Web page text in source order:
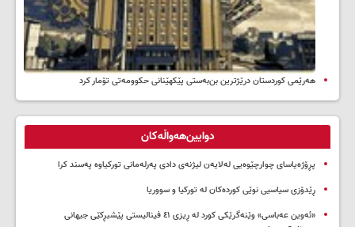
هەرێمی کوردستان درێژترین بن‌بەستی پێکهێنانی حکوومەتی تۆمار کرد
دوایین‌هەواڵەکان
پڕۆژەیاسای چوارچێوەیی لەلایەن لیژنەی دادی پەرلەمانی تورکیاوە پەسند کرا
ڕێدۆزی سیاسیی نوێی کوردەکان لە تورکیا و سووریا
«ئەوین عەباسی» وێنەگرێکی کورد لە ڕیزی ٤١ فینالیستی پێشبڕکێی جیهانی